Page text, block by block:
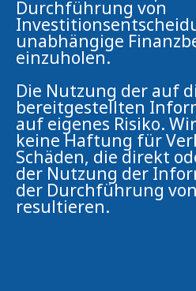
Durchführung von
unabhängige
einzuholen.
Die Nutzung der auf
bereitgestellten
auf eigenes Risiko.
keine Haftung für
Schäden, die direkt
der Nutzung der
der Durchführung
resultieren.